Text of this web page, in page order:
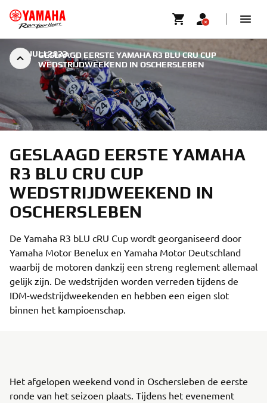
GESLAAGD EERSTE YAMAHA R3 BLU CRU CUP
WEDSTRIJDWEEKEND IN OSCHERSLEBEN
3 JULI 2022
GESLAAGD EERSTE YAMAHA
R3 BLU CRU CUP
WEDSTRIJDWEEKEND IN
OSCHERSLEBEN
De Yamaha R3 bLU cRU Cup wordt georganiseerd door
Yamaha Motor Benelux en Yamaha Motor Deutschland
waarbij de motoren dankzij een streng reglement allemaal
gelijk zijn. De wedstrijden worden verreden tijdens de
IDM-wedstrijdweekenden en hebben een eigen slot
binnen het kampioenschap.
Het afgelopen weekend vond in Oschersleben de eerste
ronde van het seizoen plaats. Tijdens het evenement